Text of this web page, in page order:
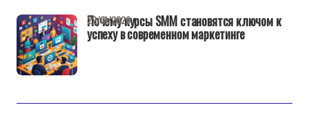
Почему курсы SMM становятся ключом к
успеху в современном маркетинге
22/01/2026